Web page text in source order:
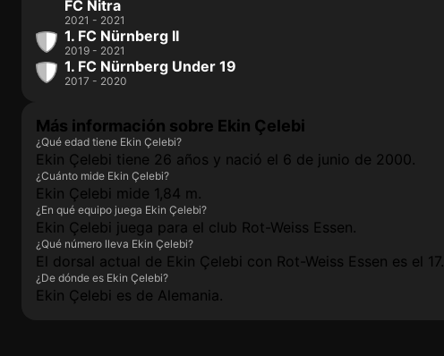
FC Nitra
2021 - 2021
1. FC Nürnberg II
2019 - 2021
1. FC Nürnberg Under 19
2017 - 2020
Más información sobre Ekin Çelebi
¿Qué edad tiene Ekin Çelebi?
Ekin Çelebi tiene 26 años y nació el 6 de junio de 2000.
¿Cuánto mide Ekin Çelebi?
Ekin Çelebi mide 1,84 m.
¿En qué equipo juega Ekin Çelebi?
Ekin Çelebi juega para el club Rot-Weiss Essen.
¿Qué número lleva Ekin Çelebi?
El dorsal actual de Ekin Çelebi con Rot-Weiss Essen es el 17.
¿De dónde es Ekin Çelebi?
Ekin Çelebi es de Alemania.